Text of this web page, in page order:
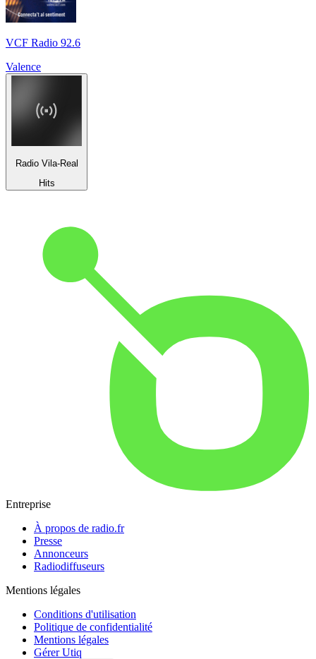
VCF Radio 92.6
Valence
Radio Vila-Real
Hits
Entreprise
À propos de radio.fr
Presse
Annonceurs
Radiodiffuseurs
Mentions légales
Conditions d'utilisation
Politique de confidentialité
Mentions légales
Gérer Utiq